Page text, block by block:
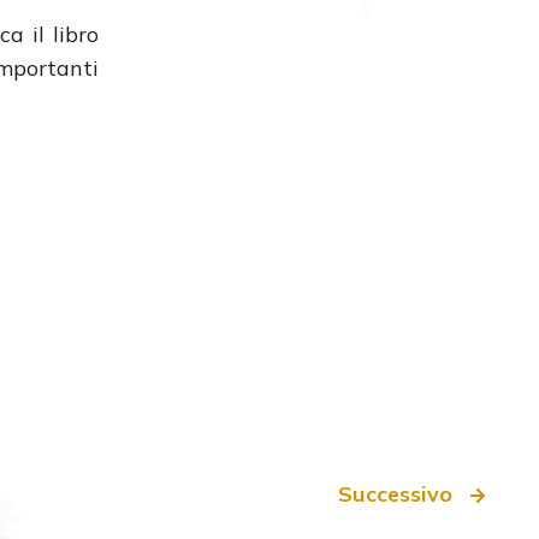
il libro
Successivo